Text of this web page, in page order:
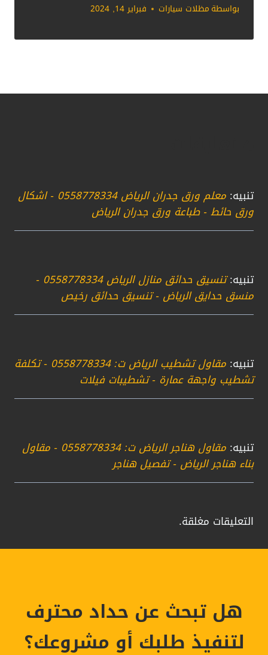
بواسطة مظلات سيارات فبراير 14, 2024
تنبيه:
معلم ورق جدران الرياض 0558778334 - اشكال
ورق حائط - طباعة ورق جدران الرياض
تنبيه:
تنسيق حدائق منازل الرياض 0558778334 -
منسق حدايق الرياض - تنسيق حدائق رخيص
تنبيه:
مقاول تشطيب الرياض ت: 0558778334 - تكلفة
تشطيب واجهة عمارة - تشطيبات فيلات
تنبيه:
مقاول هناجر الرياض ت: 0558778334 - مقاول
بناء هناجر الرياض - تفصيل هناجر
التعليقات مغلقة.
هل تبحث عن حداد محترف
لتنفيذ طلبك أو مشروعك؟